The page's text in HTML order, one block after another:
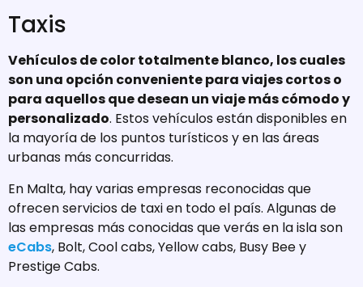
Taxis
Vehículos de color totalmente blanco, los cuales
son una opción conveniente para viajes cortos o
para aquellos que desean un viaje más cómodo y
personalizado. Estos vehículos están disponibles en
la mayoría de los puntos turísticos y en las áreas
urbanas más concurridas.
En Malta, hay varias empresas reconocidas que
ofrecen servicios de taxi en todo el país. Algunas de
las empresas más conocidas que verás en la isla son
eCabs, Bolt, Cool cabs, Yellow cabs, Busy Bee y
Prestige Cabs.